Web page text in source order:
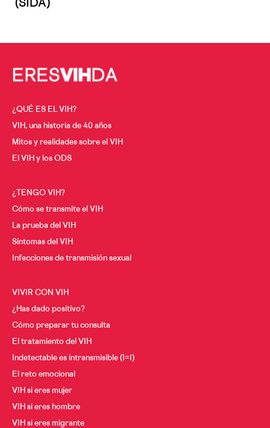
Desde los 60
(SIDA)
¿QUÉ ES EL VIH?
VIH, una historia de 40 años
Mitos y realidades sobre el VIH
El VIH y los ODS
¿TENGO VIH?
Cómo se transmite el VIH
La prueba del VIH
Síntomas del VIH
Infecciones de transmisión sexual
VIVIR CON VIH
¿Has dado positivo?
Cómo preparar tu consulta
El tratamiento del VIH
Indetectable es intransmisible (I=I)
El reto emocional
VIH si eres mujer
VIH si eres hombre
VIH si eres migrante